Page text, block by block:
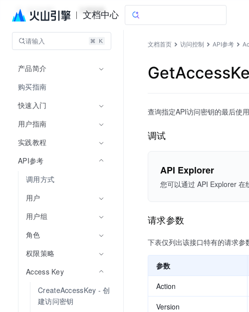
文档中心
访问控制 文档指南
请输入
产品简介
购买指南
快速入门
用户指南
实践教程
API参考
调用方式
用户
用户组
角色
权限策略
Access Key
CreateAccessKey - 创
建访问密钥
文档首页 访问控制 API参考
查询指定API访问密钥的最后使
调试
API Explorer
您可以通过 API Explorer 在
请求参数
下表仅列出该接口特有的请求
参数
Action
Version